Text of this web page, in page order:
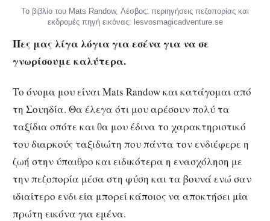
Το βιβλίο του Mats Randow, Λέσβος: περιηγήσεις πεζοπορίας και
εκδρομές πηγή εικόνας: lesvosmagicadventure.se
Πες μας λίγα λόγια για εσένα για να σε
γνωρίσουμε καλύτερα.
Το όνομα μου είναι Mats Randow και κατάγομαι από
τη Σουηδία. Θα έλεγα ότι μου αρέσουν πολύ τα
ταξίδια οπότε και θα μου έδινα το χαρακτηριστικό
του διαρκούς ταξιδιώτη που πάντα τον ενδιέφερε η
ζωή στην ύπαιθρο και ειδικότερα η ενασχόληση με
την πεζοπορία μέσα στη φύση και τα βουνά ενώ σαν
ιδιαίτερο ενδι εία μπορεί κάποιος να αποκτήσει μία
πρώτη εικόνα για εμένα.